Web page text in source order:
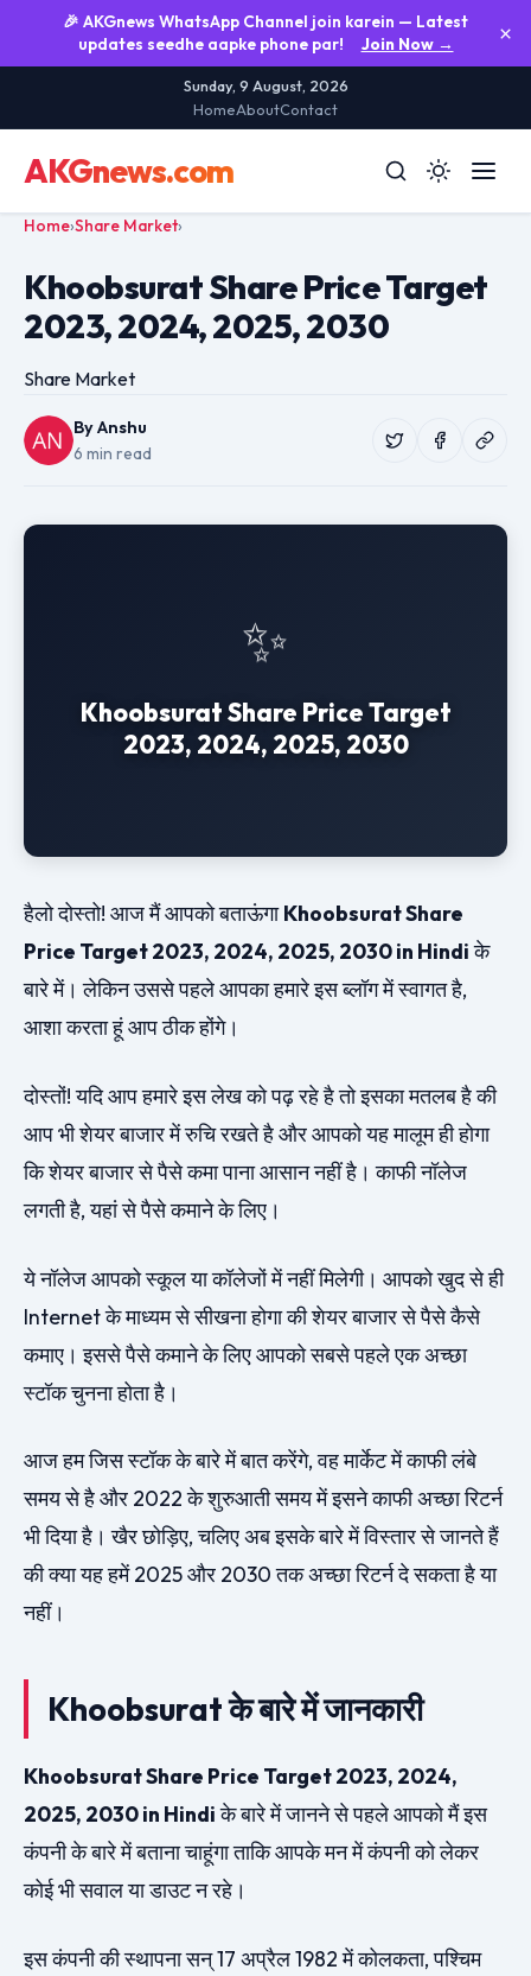
🎉 AKGnews WhatsApp Channel join karein — Latest
updates seedhe aapke phone par!
Join Now → ×
Sunday, 9 August, 2026
HomeAboutContact
AKGnews.com
Home›Share Market›
Khoobsurat Share Price Target
2023, 2024, 2025, 2030
Share Market
By Anshu
6 min read
✨
Khoobsurat Share Price Target
2023, 2024, 2025, 2030
हैलो दोस्तो! आज मैं आपको बताऊंगाKhoobsurat Share
Price Target 2023, 2024, 2025, 2030 in Hindiके
बारे में। लेकिन उससे पहले आपका हमारे इस ब्लॉग में स्वागत है,
आशा करता हूं आप ठीक होंगे।
दोस्तों! यदि आप हमारे इस लेख को पढ़ रहे है तो इसका मतलब है की
आप भी शेयर बाजार में रुचि रखते है और आपको यह मालूम ही होगा
कि शेयर बाजार से पैसे कमा पाना आसान नहीं है। काफी नॉलेज
लगती है, यहां से पैसे कमाने के लिए।
ये नॉलेज आपको स्कूल या कॉलेजों में नहीं मिलेगी। आपको खुद से ही
Internet के माध्यम से सीखना होगा की शेयर बाजार से पैसे कैसे
कमाए। इससे पैसे कमाने के लिए आपको सबसे पहले एक अच्छा
स्टॉक चुनना होता है।
आज हम जिस स्टॉक के बारे में बात करेंगे, वह मार्केट में काफी लंबे
समय से है और 2022 के शुरुआती समय में इसने काफी अच्छा रिटर्न
भी दिया है। खैर छोड़िए, चलिए अब इसके बारे में विस्तार से जानते हैं
की क्या यह हमें 2025 और 2030 तक अच्छा रिटर्न दे सकता है या
नहीं।
Khoobsurat के बारे में जानकारी
Khoobsurat Share Price Target 2023, 2024,
2025, 2030 in Hindiके बारे में जानने से पहले आपको मैं इस
कंपनी के बारे में बताना चाहूंगा ताकि आपके मन में कंपनी को लेकर
कोई भी सवाल या डाउट न रहे।
इस कंपनी की स्थापना सन् 17 अप्रैल 1982 में कोलकता, पश्चिम